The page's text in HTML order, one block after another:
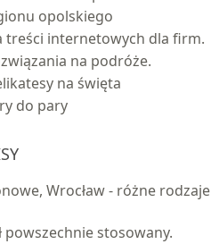
opolskiego
treści internetowych dla firm.
na podróże.
na święta
do pary
Wrocław - różne rodzaje
powszechnie stosowany.